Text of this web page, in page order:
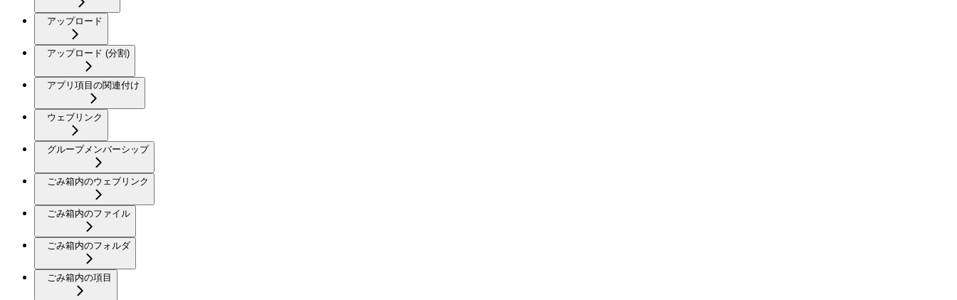
アップロード
アップロード (分割)
アプリ項目の関連付け
ウェブリンク
グループメンバーシップ
ごみ箱内のウェブリンク
ごみ箱内のファイル
ごみ箱内のフォルダ
ごみ箱内の項目